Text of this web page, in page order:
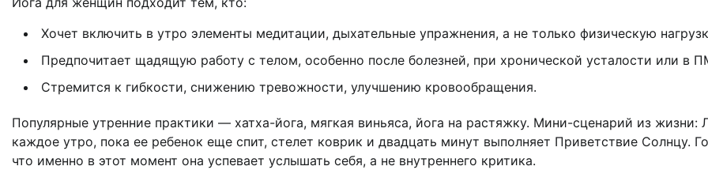
Хочет включить в утро элементы медитации, дыхательные упражнения, а не только физическую
Предпочитает щадящую работу с телом, особенно после болезней, при хронической усталости или в
Стремится к гибкости, снижению тревожности, улучшению кровообращения.
Популярные утренние практики — хатха-йога, мягкая виньяса, йога на растяжку. Мини-сценарий из жизни:
каждое утро, пока ее ребенок еще спит, стелет коврик и двадцать минут выполняет Приветствие Солнцу.
что именно в этот момент она успевает услышать себя, а не внутреннего критика.